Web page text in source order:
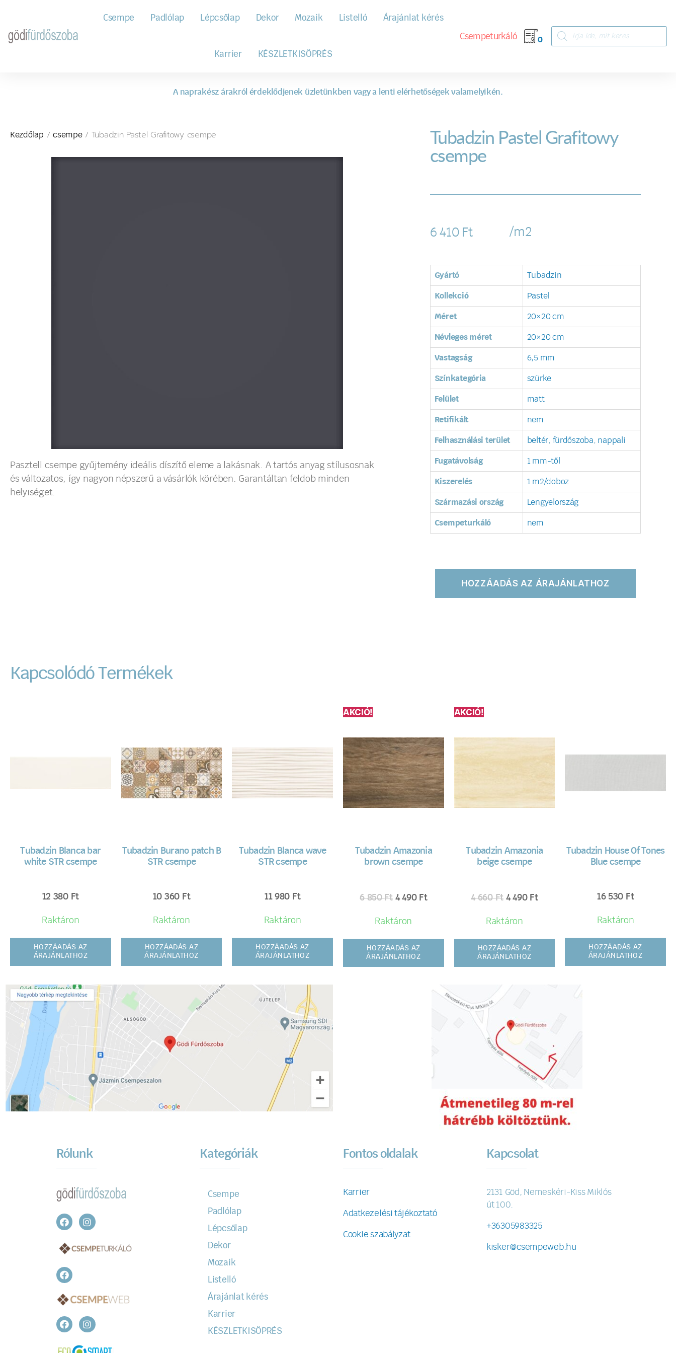
Csempe Padlólap Lépcsőlap Dekor Mozaik Listelló Árajánlat kérés
Karrier KÉSZLETKISÖPRÉS
Csempeturkáló 0
A naprakész árakról érdeklődjenek üzletünkben vagy a lenti elérhetőségek valamelyikén.
Kezdőlap /csempe/ Tubadzin Pastel Grafitowy csempe
Pasztell csempe gyűjtemény ideális díszítő eleme a lakásnak. A tartós anyag stílusosnak
és változatos, így nagyon népszerű a vásárlók körében. Garantáltan feldob minden
helyiséget.
Tubadzin Pastel Grafitowy
csempe
6 410 Ft /m2
Gyártó Tubadzin
Kollekció Pastel
Méret 20×20 cm
Névleges méret 20×20 cm
Vastagság 6,5 mm
Színkategória szürke
Felület matt
Retifikált nem
Felhasználási terület beltér, fürdőszoba, nappali
Fugatávolság 1 mm-től
Kiszerelés 1 m2/doboz
Származási ország Lengyelország
Csempeturkáló nem
HOZZÁADÁS AZ ÁRAJÁNLATHOZ
Kapcsolódó Termékek
Tubadzin Blanca bar
white STR csempe
12 380 Ft
Raktáron
HOZZÁADÁS AZ
ÁRAJÁNLATHOZ
Tubadzin Burano patch B
STR csempe
10 360 Ft
Raktáron
HOZZÁADÁS AZ
ÁRAJÁNLATHOZ
Tubadzin Blanca wave
STR csempe
11 980 Ft
Raktáron
HOZZÁADÁS AZ
ÁRAJÁNLATHOZ
AKCIÓ!
Tubadzin Amazonia
brown csempe
6 850Ft 4 490 Ft
Raktáron
HOZZÁADÁS AZ
ÁRAJÁNLATHOZ
AKCIÓ!
Tubadzin Amazonia
beige csempe
4 660Ft 4 490 Ft
Raktáron
HOZZÁADÁS AZ
ÁRAJÁNLATHOZ
Tubadzin House Of Tones
Blue csempe
16 530 Ft
Raktáron
HOZZÁADÁS AZ
ÁRAJÁNLATHOZ
Rólunk Kategóriák
Csempe
Padlólap
Lépcsőlap
Dekor
Mozaik
Listelló
Árajánlat kérés
Karrier
KÉSZLETKISÖPRÉS
Fontos oldalak
Karrier
Adatkezelési tájékoztató
Cookie szabályzat
Kapcsolat
2131 Göd, Nemeskéri-Kiss Miklós
út 100.
+36305983325
kisker@csempeweb.hu